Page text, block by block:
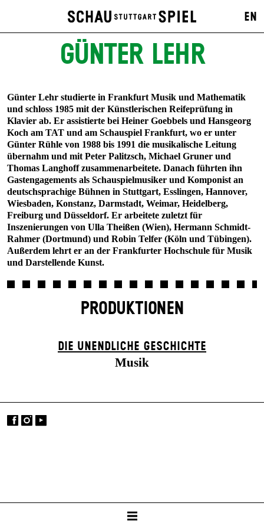
EN
GÜNTER LEHR
Günter Lehr studierte in Frankfurt Musik und Mathematik
und schloss 1985 mit der Künstlerischen Reifeprüfung in
Klavier ab. Er assistierte bei Heiner Goebbels und Hansgeorg
Koch am TAT und am Schauspiel Frankfurt, wo er unter
Günter Rühle von 1988 bis 1991 die musikalische Leitung
übernahm und mit Peter Palitzsch, Michael Gruner und
Thomas Langhoff zusammenarbeitete. Danach führten ihn
Gastengagements als Schauspielmusiker und Komponist an
deutschsprachige Bühnen in Stuttgart, Esslingen, Hannover,
Wiesbaden, Konstanz, Darmstadt, Weimar, Heidelberg,
Freiburg und Düsseldorf. Er arbeitete zuletzt für
Inszenierungen von Ulla Theißen (Wien), Hermann Schmidt-
Rahmer (Dortmund) und Robin Telfer (Köln und Tübingen).
Außerdem lehrt er an der Frankfurter Hochschule für Musik
und Darstellende Kunst.
PRODUKTIONEN
DIE UN­ENDLICHE GESCHICHTE
Musik